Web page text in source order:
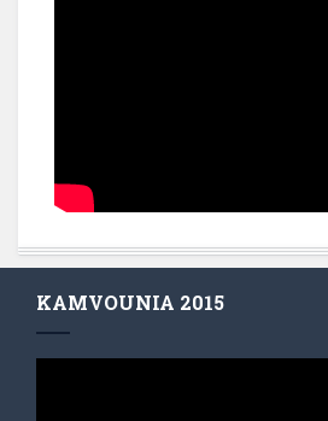
KAMVOUNIA 2015